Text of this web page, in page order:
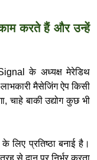
करते हैं और उन्हें
के अध्यक्ष मेरेडिथ
मैसेजिंग ऐप किसी
चाहे बाकी उद्योग कुछ भी
लिए प्रतिष्ठा बनाई है।
से दान पर निर्भर करता